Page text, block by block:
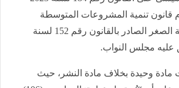
قانون تنمية المشروعات المتوسطة
والصغيرة ومتناهية الصغر الصادر بالقانون رقم 152 لسنة
مادة وحيدة بخلاف مادة النشر، حيث